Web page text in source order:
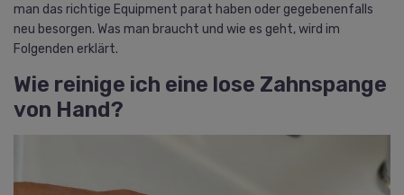
man das richtige Equipment parat haben oder gegebenenfalls
neu besorgen. Was man braucht und wie es geht, wird im
Folgenden erklärt.
Wie reinige ich eine lose Zahnspange
von Hand?